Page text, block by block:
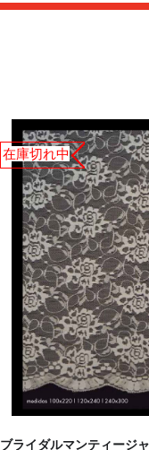
ブライダルマンティージ
在庫切れ中